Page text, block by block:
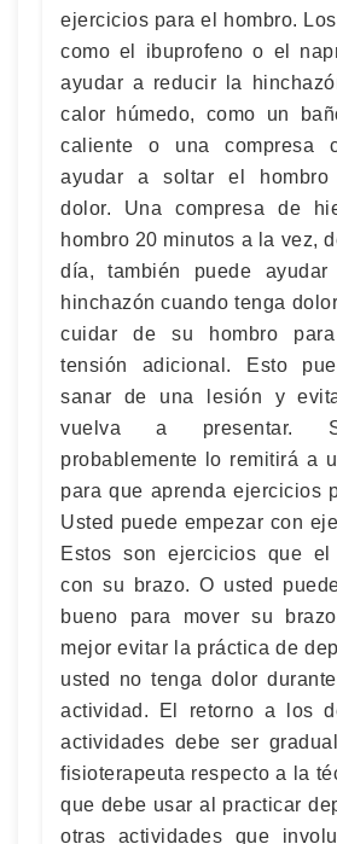
ejercicios para el hombro.
como el ibuprofeno o el
ayudar a reducir la
calor húmedo, como un
caliente o una compresa
ayudar a soltar el hombro
dolor. Una compresa de
hombro 20 minutos a la vez,
día, también puede
hinchazón cuando tenga
cuidar de su hombro
tensión adicional. Esto
sanar de una lesión y
vuelva a presentar.
probablemente lo remitirá a
para que aprenda ejercicios
Usted puede empezar con
Estos son ejercicios que el
con su brazo. O usted
bueno para mover su
mejor evitar la práctica de
usted no tenga dolor
actividad. El retorno a los
actividades debe ser
fisioterapeuta respecto a la
que debe usar al practicar
otras actividades que